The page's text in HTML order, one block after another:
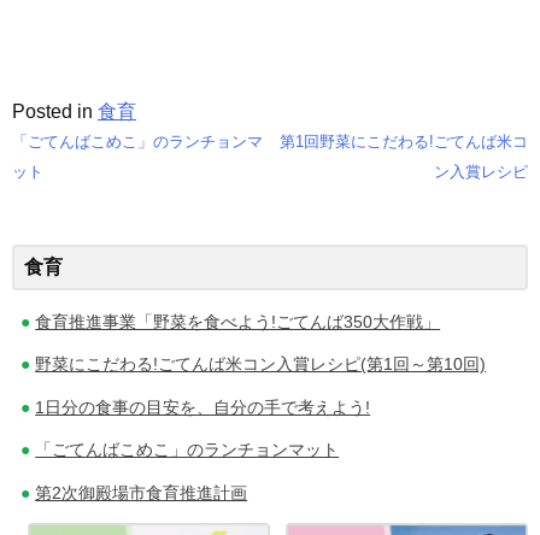
Posted in 食育
投
ナ
シ
ョ
「ごてんばこめこ」のランチョンマ
ット
第1回野菜にこだわる!ごてんば米コ
ン入賞レシピ
食育
食育推進事業「野菜を食べよう!ごてんば350大作戦」
野菜にこだわる!ごてんば米コン入賞レシピ(第1回～第10回)
1日分の食事の目安を、自分の手で考えよう!
「ごてんばこめこ」のランチョンマット
第2次御殿場市食育推進計画